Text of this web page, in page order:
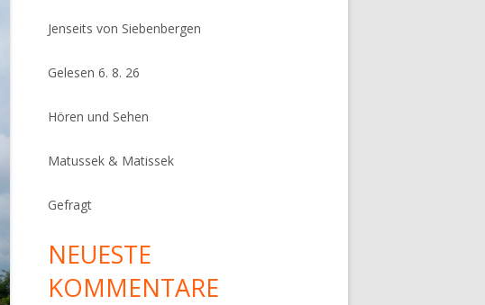
Jenseits von Siebenbergen
Gelesen 6. 8. 26
Hören und Sehen
Matussek & Matissek
Gefragt
NEUESTE
KOMMENTARE